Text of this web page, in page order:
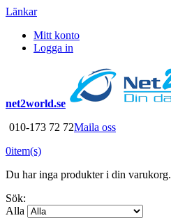
Länkar
Mitt konto
Logga in
net2world.se
010-173 72 72Maila oss
0item(s)
Du har inga produkter i din varukorg.
Sök:
Alla